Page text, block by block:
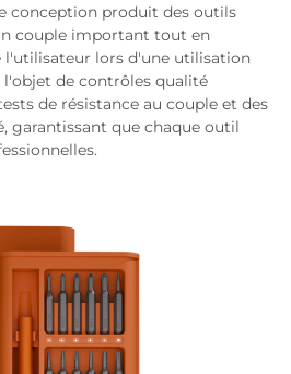
conception produit des outils
couple important tout en
l'utilisateur lors d'une utilisation
l'objet de contrôles qualité
de résistance au couple et des
garantissant que chaque outil